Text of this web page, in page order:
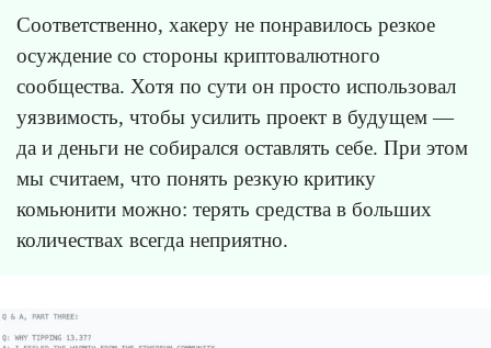
Соответственно, хакеру не понравилось резкое
осуждение со стороны криптовалютного
сообщества. Хотя по сути он просто использовал
уязвимость, чтобы усилить проект в будущем —
да и деньги не собирался оставлять себе. При этом
мы считаем, что понять резкую критику
комьюнити можно: терять средства в больших
количествах всегда неприятно.